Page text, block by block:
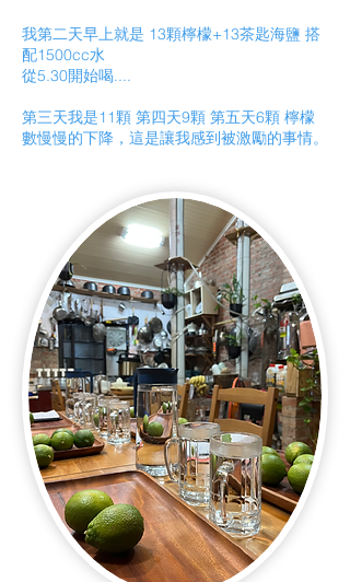
我第二天早上就是 13顆檸檬+13茶匙海鹽 搭
配1500cc水
從5.30開始喝....
第三天我是11顆 第四天9顆 第五天6顆 檸檬
數慢慢的下降，這是讓我感到被激勵的事情。